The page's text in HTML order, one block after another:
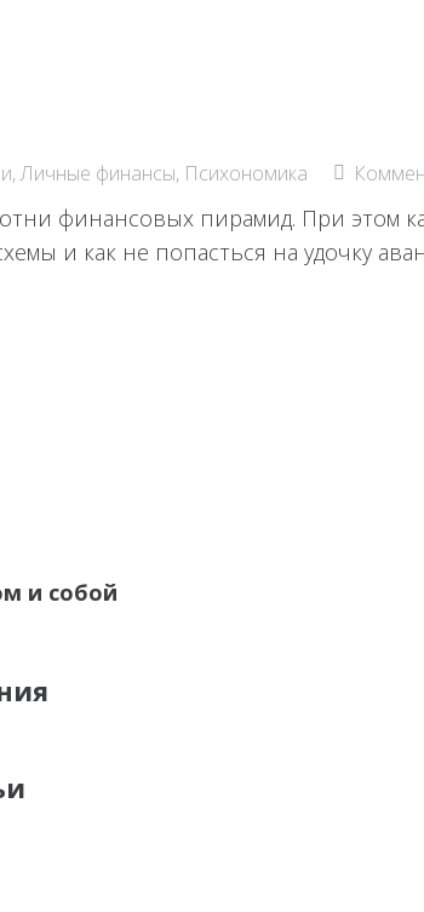
,Личные финансы, Психономика
финансовых пирамид. При этом
и как не попасться на удочку
и собой